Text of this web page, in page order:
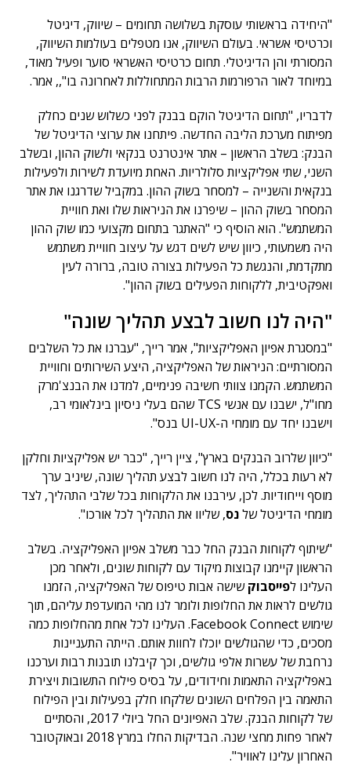
"היחידה בראשותי עוסקת בשלושה תחומים – שיווק, דיגיטל
וכרטיסי אשראי. בעולם השיווק, אנו מטפלים בעולמות השיווק,
המסורתי והן הדיגיטלי. תחום כרטיסי האשראי סוער ופעיל מאוד,
במיוחד לאור הרפורמות הרבות המתחוללות לאחרונה בו",, אמר.
לדבריו, "תחום הדיגיטל הוקם בבנק לפני כשלוש שנים כחלק
מפיתוח מערכת הליבה החדשה. פיתחנו את ערוצי הדיגיטל של
הבנק: בשלב הראשון – אתר אינטרנט בנקאי ולשוק ההון, ובשלב
השני, שתי אפליקציות סלולריות. האחת מיועדת לשירות ולפעילות
בנקאית והשנייה – למסחר בשוק ההון. במקביל שדרגנו את אתר
המסחר בשוק ההון – שיפרנו את הניראות שלו ואת חוויית
המשתמש". הוא הוסיף כי "האתגר בתחום מקצועי כמו שוק ההון
היה משמעותי, כיוון שיש לשים דגש על עיצוב חוויית משתמש
מתקדמת, והנגשת כל הפעילות בצורה טובה, ברורה לעין
ואפקטיבית, ללקוחות הפעילים בשוק ההון".
"היה לנו חשוב לבצע תהליך שונה"
"במסגרת אפיון האפליקציות", אמר רייך, "עברנו את כל השלבים
המסורתיים: הניראות של האפליקציה, היצע השירותים וחוויית
המשתמש. הקמנו צוותי חשיבה פנימיים, למדנו את הבנצ'מרק
מחו"ל, ישבנו עם אנשי TCS שהם בעלי ניסיון בינלאומי רב,
וישבנו יחד עם מומחי ה-UI-UX בנס".
"כיוון שלרוב הבנקים בארץ", ציין רייך, "כבר יש אפליקציות וחלקן
לא רעות בכלל, היה לנו חשוב לבצע תהליך שונה, שיניב ערך
מוסף וייחודיות. לכן, עירבנו את הלקוחות בכל שלבי התהליך, לצד
מומחי הדיגיטל שלנס, שליוו את התהליך לכל אורכו".
"שיתוף לקוחות הבנק החל כבר משלב אפיון האפליקציה. בשלב
הראשון קיימנו קבוצות מיקוד עם לקוחות שונים, ולאחר מכן
העלינו לפייסבוקשישה אבות טיפוס של האפליקציה, הזמנו
גולשים לראות את החלופות ולומר לנו מהי המועדפת עליהם, תוך
שימוש Facebook Connect. העלינו לכל אחת מהחלופות כמה
מסכים, כדי שהגולשים יוכלו לחוות אותם. הייתה התעניינות
נרחבת של עשרות אלפי גולשים, וכך קיבלנו תובנות רבות וערכנו
באפליקציה התאמות וחידודים, על בסיס פילוח התשובות ויצירת
התאמה בין הפלחים השונים שלקחו חלק בפעילות ובין הפילוח
של לקוחות הבנק. שלב האפיונים החל ביולי 2017, והסתיים
לאחר פחות מחצי שנה. הבדיקות החלו במרץ 2018 ובאוקטובר
האחרון עלינו לאוויר".